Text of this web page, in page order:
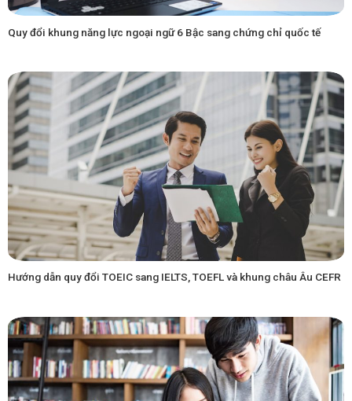
Quy đổi khung năng lực ngoại ngữ 6 Bậc sang chứng chỉ quốc tế
Hướng dẫn quy đổi TOEIC sang IELTS, TOEFL và khung châu Âu CEFR